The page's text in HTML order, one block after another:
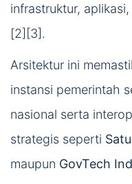
infrastruktur,
[2][3].
Arsitektur ini
instansi pemerintah
nasional serta
strategis seperti
maupun GovTech